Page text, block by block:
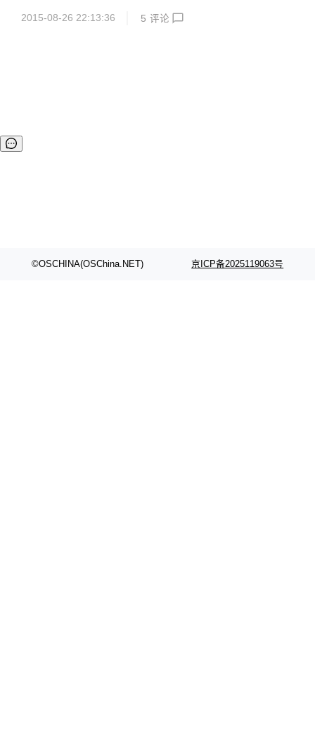
e = PhalApiClient.create() ...
目开发 3、自动生成SQL语句的脚本，追加对配置数据库字符
2015-08-26 22:13:36 5 评论
©OSCHINA(OSChina.NET) 京ICP备2025119063号